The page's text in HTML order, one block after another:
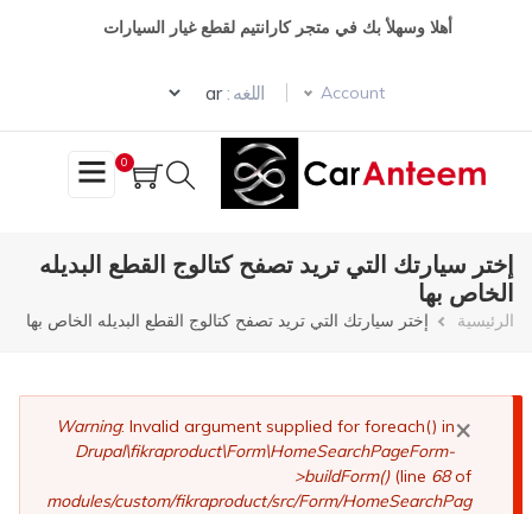
أهلا وسهلأ بك في متجر كارانتيم لقطع غيار السيارات
Account اللغه :
Select your language
0
إختر سيارتك التي تريد تصفح كتالوج القطع البديله
الخاص بها
مسار
الرئيسية إختر سيارتك التي تريد تصفح كتالوج القطع البديله الخاص بها
×
رسالة
الخطأ
Warning: Invalid argument supplied for foreach() in
Drupal\fikraproduct\Form\HomeSearchPageForm-
>buildForm()(line 68of
modules/custom/fikraproduct/src/Form/HomeSearchPag